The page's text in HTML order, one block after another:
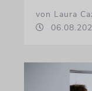
von Laura